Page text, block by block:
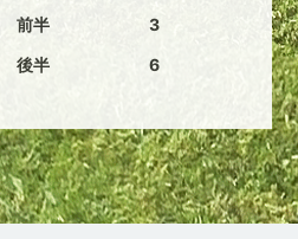
前半
後半
3
6